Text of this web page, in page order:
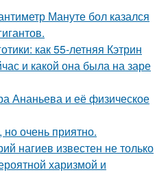
Мануте бол казался
как 55-летняя Кэтрин
и какой она была на заре
Ананьева и её физическое
но очень приятно.
нагиев известен не только
харизмой и